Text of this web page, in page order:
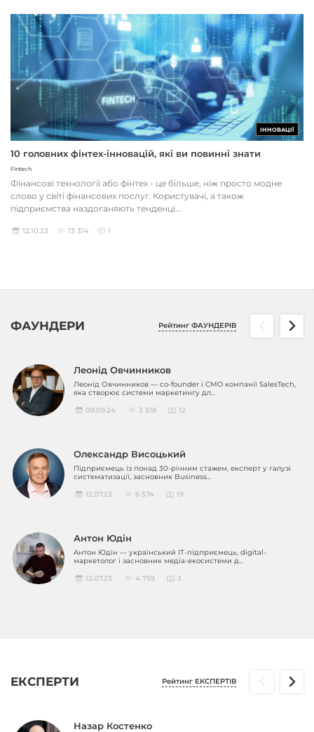
ІННОВАЦІЇ
10 головних фінтех-інновацій, які ви повинні знати
Fintech
Фінансові технології або фінтех - це більше, ніж просто модне
слово у світі фінансових послуг. Користувачі, а також
підприємства наздоганяють тенденці...
12.10.23 13 314 1
ФАУНДЕРИ Рейтинг ФАУНДЕРІВ
Леонід Овчинников
Леонід Овчинников — co-founder і CMO компанії SalesTech,
яка створює системи маркетингу дл...
09.09.24
3 518 12
Олександр Висоцький
Підприємець із понад 30-річним стажем, експерт у галузі
систематизації, засновник Business...
12.07.23
6 574 19
Антон Юдін
Антон Юдін — український IT-підприємець, digital-
маркетолог і засновник медіа-екосистеми д...
12.07.23
4 759 3
ЕКСПЕРТИ Рейтинг ЕКСПЕРТІВ
Назар Костенко